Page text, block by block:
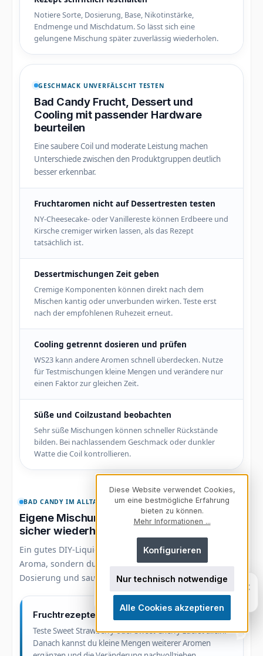
Notiere Sorte, Dosierung, Base, Nikotinstärke,
Endmenge und Mischdatum. So lässt sich eine
gelungene Mischung später zuverlässig wiederholen.
GESCHMACK UNVERFÄLSCHT TESTEN
Bad Candy Frucht, Dessert und
Cooling mit passender Hardware
beurteilen
Eine saubere Coil und moderate Leistung machen
Unterschiede zwischen den Produktgruppen deutlich
besser erkennbar.
Fruchtaromen nicht auf Dessertresten testen
NY-Cheesecake- oder Vanillereste können Erdbeere und
Kirsche cremiger wirken lassen, als das Rezept
tatsächlich ist.
Dessertmischungen Zeit geben
Cremige Komponenten können direkt nach dem
Mischen kantig oder unverbunden wirken. Teste erst
nach der empfohlenen Ruhezeit erneut.
Cooling getrennt dosieren und prüfen
WS23 kann andere Aromen schnell überdecken. Nutze
für Testmischungen kleine Mengen und verändere nur
einen Faktor zur gleichen Zeit.
Süße und Coilzustand beobachten
Sehr süße Mischungen können schneller Rückstände
bilden. Bei nachlassendem Geschmack oder dunkler
Watte die Coil kontrollieren.
BAD CANDY IM ALLTAG
Eigene Mischungen verständlich planen und
sicher wiederholen
Ein gutes DIY-Liquid entsteht nicht durch möglichst viel
Aroma, sondern durch eine zum Produkt passende
Dosierung und saubere Dokumentation.
Fruchtrezepte zunächst einfach halten
Teste Sweet Strawberry oder Sweet Cherry zuerst allein.
Danach kannst du kleine Mengen weiterer Aromen
Fragen zu unserem Sortiment? Ich
×
Diese Website verwendet Cookies,
um eine bestmögliche Erfahrung
bieten zu können.
Mehr Informationen ...
Nur technisch notwendige
Konfigurieren
Alle Cookies akzeptieren